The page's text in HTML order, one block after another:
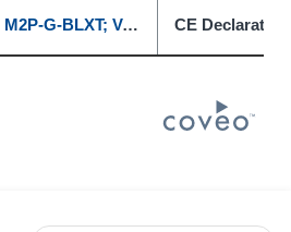
BioLector XT, model M2P-G-BLXT; Valve Control Unit, model M2P-E-MFXT; Light Array Module (LAM), model C92483 CE